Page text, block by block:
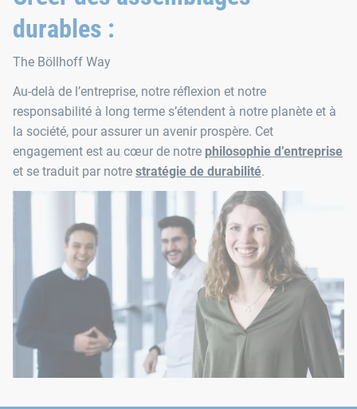
durables :
The Böllhoff Way
Au-delà de l’entreprise, notre réflexion et notre
responsabilité à long terme s’étendent à notre planète et à
la société, pour assurer un avenir prospère. Cet
engagement est au cœur de notre philosophie d’entreprise
et se traduit par notre stratégie de durabilité.